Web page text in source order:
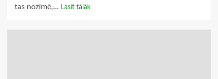
tas nozīmē,... Lasīt tālāk